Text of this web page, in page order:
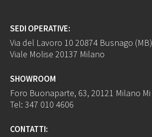
SEDI OPERATIVE:
Via del Lavoro 10 20874 Busnago (MB)
Viale Molise 20137 Milano
SHOWROOM
Foro Buonaparte, 63, 20121 Milano Mi
Tel: 347 010 4606
CONTATTI: